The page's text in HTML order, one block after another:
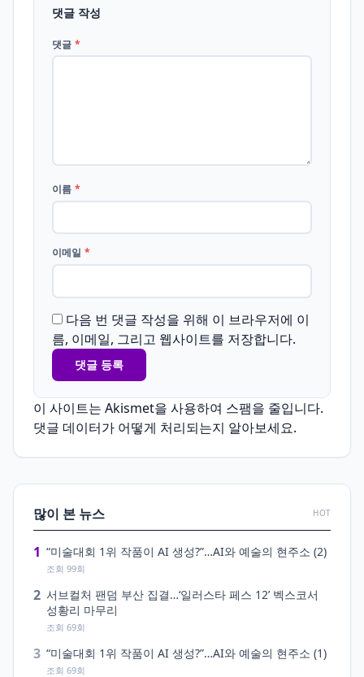
댓글 작성
댓글 *
이름 *
이메일 *
다음 번 댓글 작성을 위해 이 브라우저에 이
름, 이메일, 그리고 웹사이트를 저장합니다.
이 사이트는 Akismet을 사용하여 스팸을 줄입니다.
댓글 데이터가 어떻게 처리되는지 알아보세요.
많이 본 뉴스 HOT
1 “미술대회 1위 작품이 AI 생성?”…AI와 예술의 현주소 (2)
조회 99회
2 서브컬처 팬덤 부산 집결…‘일러스타 페스 12’ 벡스코서
성황리 마무리
조회 69회
3 “미술대회 1위 작품이 AI 생성?”…AI와 예술의 현주소 (1)
조회 69회